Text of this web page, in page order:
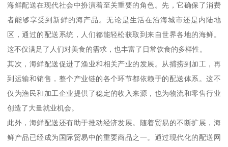
海鲜配送在现代社会中扮演着至关重要的角色。先，它确保了消费
者能够享受到新鲜的海产品。无论是生活在沿海城市还是内陆地
区，通过的配送系统，人们都能轻松获取到来自世界各地的海鲜。
这不仅满足了人们对美食的需求，也丰富了日常饮食的多样性。
其次，海鲜配送促进了渔业和相关产业的发展。从捕捞到加工，再
到运输和销售，整个产业链的各个环节都依赖于的配送体系。这不
仅为渔民和加工企业提供了稳定的收入来源，也为物流和零售行业
创造了大量就业机会。
此外，海鲜配送还有助于推动经济发展。随着贸易的不断扩展，海
鲜产品已经成为国际贸易中的重要商品之一。通过现代化的配送网